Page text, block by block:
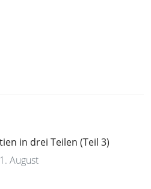
in drei Teilen (Teil 3)
August